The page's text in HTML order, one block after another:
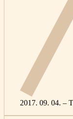
2017. 09. 04. –